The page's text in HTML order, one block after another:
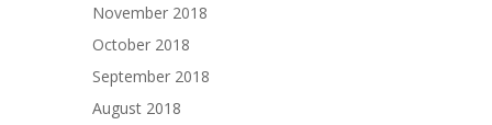
November 2018
October 2018
September 2018
August 2018